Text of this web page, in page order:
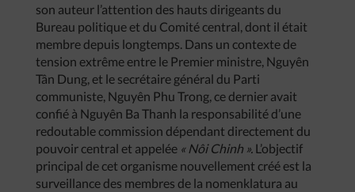
son auteur l’attention des hauts dirigeants du
Bureau politique et du Comité central, dont il était
membre depuis longtemps. Dans un contexte de
tension extrême entre le Premier ministre, Nguyên
Tân Dung, et le secrétaire général du Parti
communiste, Nguyên Phu Trong, ce dernier avait
confié à Nguyên Ba Thanh la responsabilité d’une
redoutable commission dépendant directement du
pouvoir central et appelée « Nôi Chinh ». L’objectif
principal de cet organisme nouvellement créé est la
surveillance des membres de la nomenklatura au